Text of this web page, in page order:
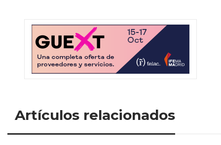
Artículos relacionados